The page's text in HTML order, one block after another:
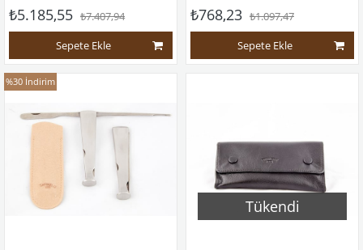
₺5.185,55 ₺7.407,94
Sepete Ekle
₺768,23 ₺1.097,47
Sepete Ekle
%30 İndirim
Tükendi